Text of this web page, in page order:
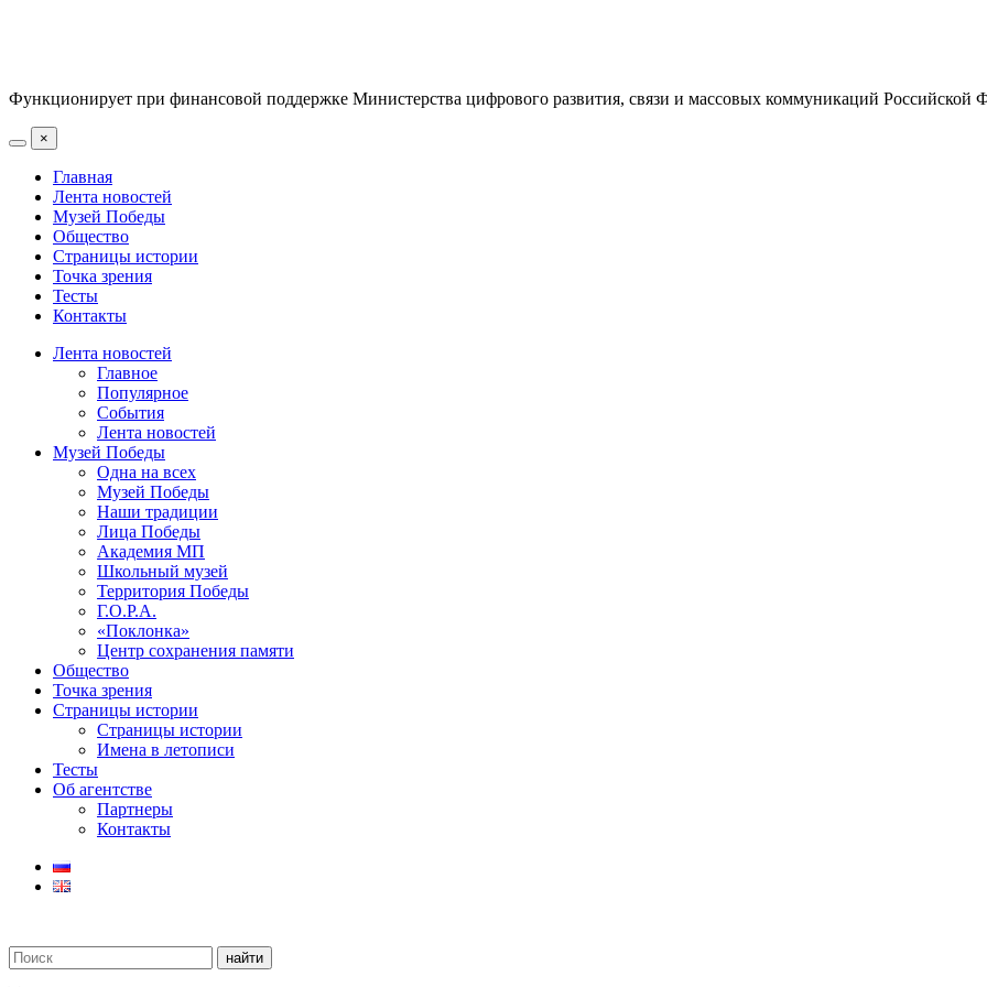
Функционирует при финансовой поддержке Министерства цифрового развития, связи и массовых коммуникаций Российской
×
Главная
Лента новостей
Музей Победы
Общество
Страницы истории
Точка зрения
Тесты
Контакты
Лента новостей
Главное
Популярное
События
Лента новостей
Музей Победы
Одна на всех
Музей Победы
Наши традиции
Лица Победы
Академия МП
Школьный музей
Территория Победы
Г.О.Р.А.
«Поклонка»
Центр сохранения памяти
Общество
Точка зрения
Страницы истории
Страницы истории
Имена в летописи
Тесты
Об агентстве
Партнеры
Контакты